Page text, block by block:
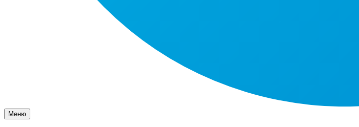
Меню